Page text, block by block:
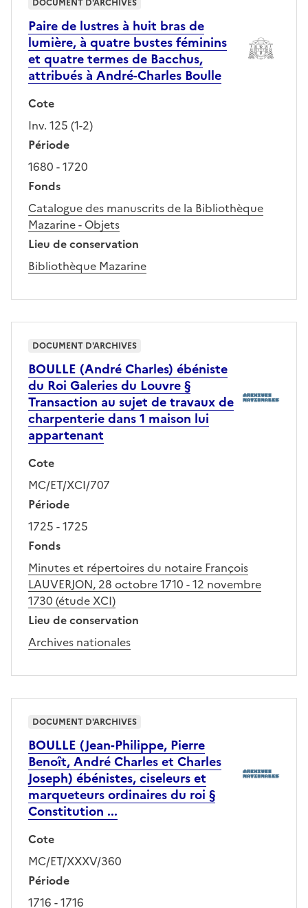
Paire de lustres à huit bras de
lumière, à quatre bustes féminins
et quatre termes de Bacchus,
attribués à André-Charles Boulle
Cote
Inv. 125 (1-2)
Période
1680 - 1720
Fonds
Catalogue des manuscrits de la Bibliothèque
Mazarine - Objets
Lieu de conservation
Bibliothèque Mazarine
BOULLE (André Charles) ébéniste
du Roi Galeries du Louvre §
Transaction au sujet de travaux de
charpenterie dans 1 maison lui
appartenant
Cote
MC/ET/XCI/707
Période
1725 - 1725
Fonds
Minutes et répertoires du notaire François
LAUVERJON, 28 octobre 1710 - 12 novembre
1730 (étude XCI)
Lieu de conservation
Archives nationales
DOCUMENT D'ARCHIVES
BOULLE (Jean-Philippe, Pierre
Benoît, André Charles et Charles
Joseph) ébénistes, ciseleurs et
marqueteurs ordinaires du roi §
Constitution ...
Cote
MC/ET/XXXV/360
Période
1716 - 1716
DOCUMENT D'ARCHIVES